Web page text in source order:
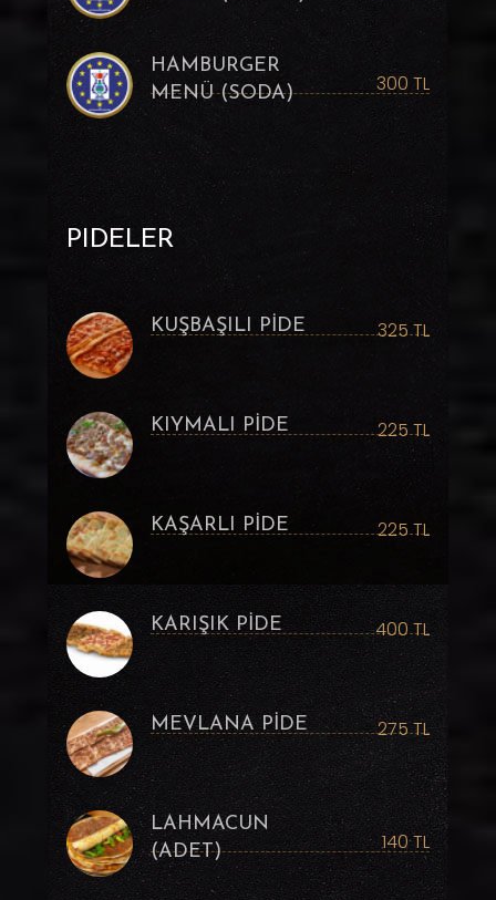
HAMBURGER
MENÜ (SODA)
300 TL
PIDELER
KUŞBAŞILI PİDE 325 TL
KIYMALI PİDE 225 TL
KAŞARLI PİDE 225 TL
KARIŞIK PİDE 400 TL
MEVLANA PİDE 275 TL
LAHMACUN
(ADET)
140 TL